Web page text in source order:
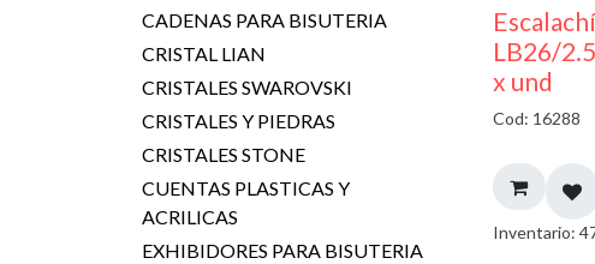
CADENAS PARA BISUTERIA
CRISTAL LIAN
CRISTALES SWAROVSKI
CRISTALES Y PIEDRAS
CRISTALES STONE
CUENTAS PLASTICAS Y
ACRILICAS
EXHIBIDORES PARA BISUTERIA
LB26/
x und
Cod: 16288
Inventario: